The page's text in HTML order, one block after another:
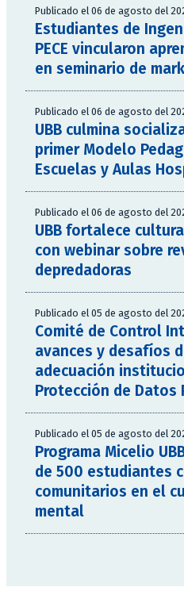
Publicado el 06 de agosto del
Estudiantes de
PECE vincularon
en seminario de
Publicado el 06 de agosto del
UBB culmina
primer Modelo
Escuelas y Aulas
Publicado el 06 de agosto del
UBB fortalece
con webinar sobre
depredadoras
Publicado el 05 de agosto del
Comité de Control
avances y desafíos
adecuación
Protección de Datos
Publicado el 05 de agosto del
Programa Micelio
de 500 estudiantes
comunitarios en el
mental